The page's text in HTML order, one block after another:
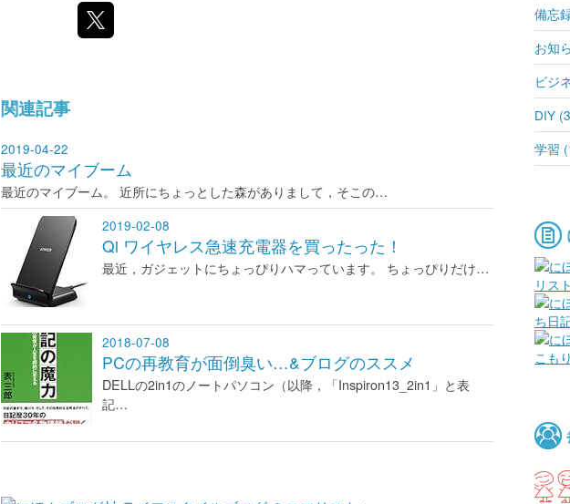
関連記事
2019-04-22
最近のマイブーム
最近のマイブーム。 近所にちょっとした森がありまして，そこの…
2019-02-08
Qi ワイヤレス急速充電器を買ったった！
最近，ガジェットにちょっぴりハマっています。 ちょっぴりだけ…
2018-07-08
PCの再教育が面倒臭い…&ブログのススメ
DELLの2in1のノートパソコン（以降，「Inspiron13_2in1」と表
記…
備忘
お知
ビジ
DIY
学習